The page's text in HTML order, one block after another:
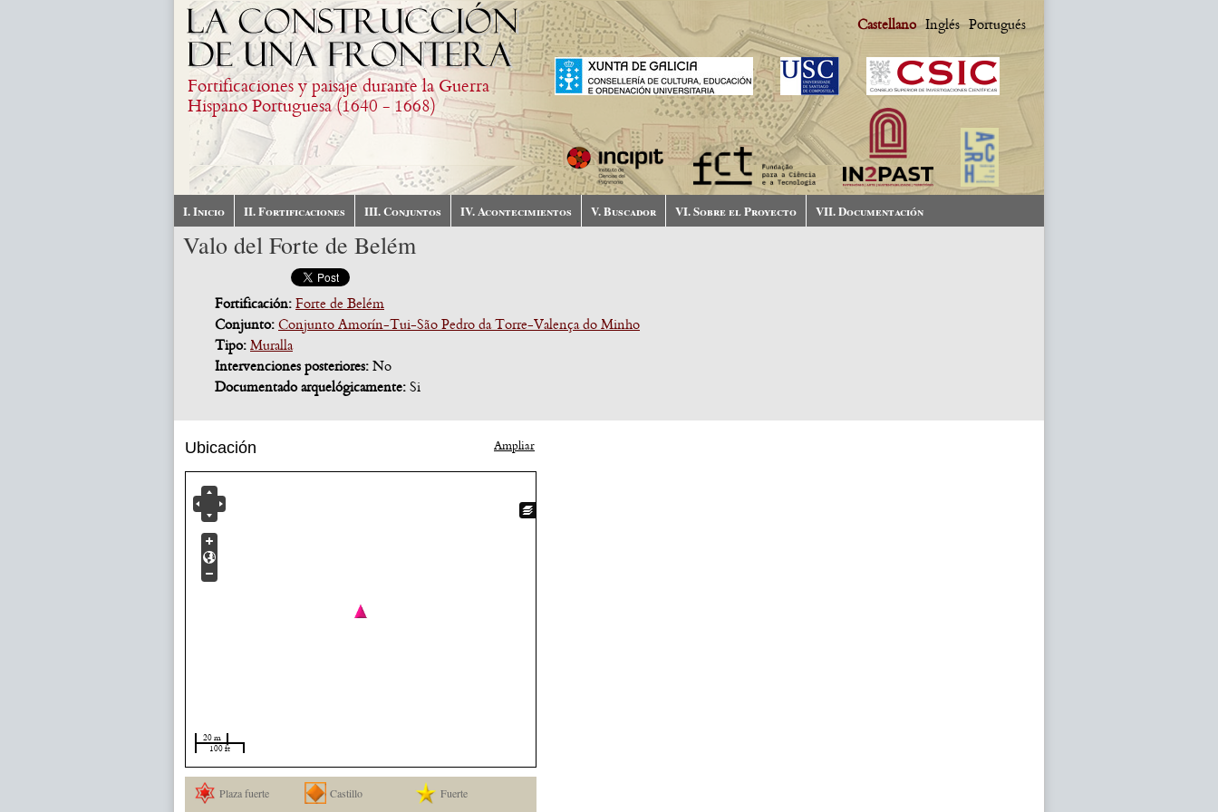
Fortificaciones y paisaje durante la Guerra
Hispano Portuguesa (1640 - 1668)
Castellano Inglés Portugués
I. Inicio II. Fortificaciones III. Conjuntos IV. Acontecimientos V. Buscador VI. Sobre el Proyecto VII. Documentación
Valo del Forte de Belém
Fortificación: Forte de Belém
Conjunto: Conjunto Amorín-Tui-São Pedro da Torre-Valença do Minho
Tipo: Muralla
Intervenciones posteriores: No
Documentado arquelógicamente: Si
Ubicación Ampliar
20 m
100 ft
Plaza fuerte Castillo Fuerte